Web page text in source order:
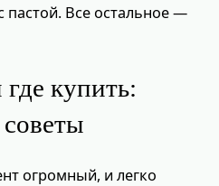
Все остальное —
купить:
огромный, и легко